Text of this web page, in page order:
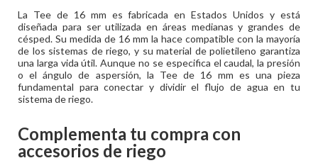
La Tee de 16 mm es fabricada en Estados Unidos y está
diseñada para ser utilizada en áreas medianas y grandes de
césped. Su medida de 16 mm la hace compatible con la mayoría
de los sistemas de riego, y su material de polietileno garantiza
una larga vida útil. Aunque no se especifica el caudal, la presión
o el ángulo de aspersión, la Tee de 16 mm es una pieza
fundamental para conectar y dividir el flujo de agua en tu
sistema de riego.
Complementa tu compra con
accesorios de riego